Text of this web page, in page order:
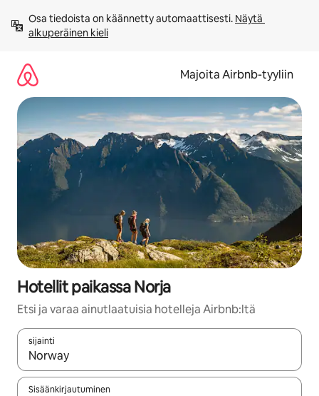
sisältö
väliin
Osa tiedoista on käännetty automaattisesti. Näytä
alkuperäinen kieli
Majoita Airbnb-tyyliin
Hotellit paikassa Norja
Etsi ja varaa ainutlaatuisia hotelleja Airbnb:ltä
sijainti
Kun tulokset ovat saatavilla, navigoi ylös- ja alas-
Sisäänkirjautuminen